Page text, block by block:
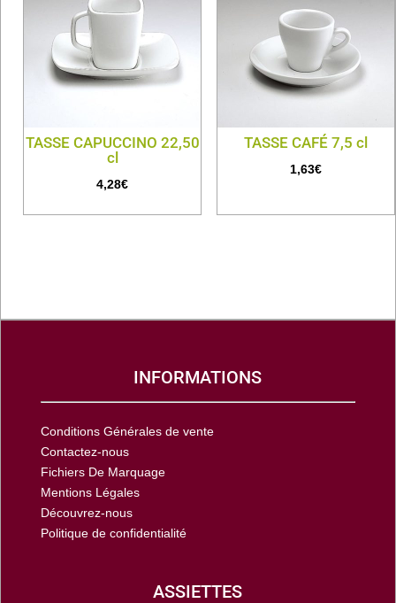
TASSE CAPUCCINO 22,50
cl
4,28€
TASSE CAFÉ 7,5 cl
1,63€
INFORMATIONS
Conditions Générales de vente
Contactez-nous
Fichiers De Marquage
Mentions Légales
Découvrez-nous
Politique de confidentialité
ASSIETTES